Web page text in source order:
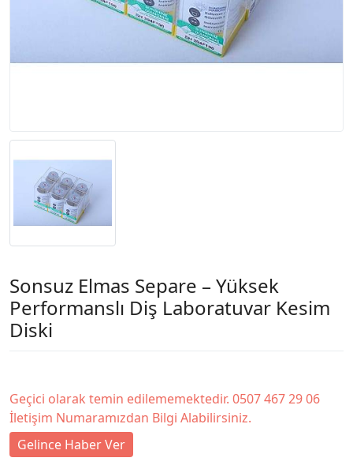
Sonsuz Elmas Separe – Yüksek
Performanslı Diş Laboratuvar Kesim
Diski
Geçici olarak temin edilememektedir. 0507 467 29 06
İletişim Numaramızdan Bilgi Alabilirsiniz.
Gelince Haber Ver